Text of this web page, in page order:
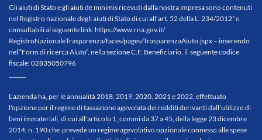
Gli aiuti di Stato e gli aiuti de minimis ricevuti dalla nostra impresa sono contenuti
nel Registro nazionale degli aiuti di Stato di cui all’art. 52 della L. 234/2012” e
consultabili al seguente link:https://www.rna.gov.it/
RegistroNazionaleTrasparenza/faces/pages/TrasparenzaAiuto. jspx – inserendo
nel “Form di ricerca Aiuto”, nella sezione C.F. Beneficiario, il seguente codice
fiscale: 02835050796
L'azienda ha, per le annualità 2018, 2019, 2020, 2021 e 2022, effettuato
l'opzione per il regime di tassazione agevolata dei redditi derivanti dall’utilizzo di
beni immateriali, di cui all'articolo 1, commi da 37 a 45, della legge 23 dicembre
2014, n. 190 che prevede un regime agevolativo opzionale connesso alle spese